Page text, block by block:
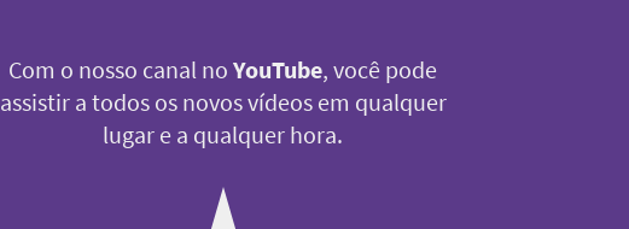
Com o nosso canal noYouTube, você pode
assistir a todos os novos vídeos em qualquer
lugar e a qualquer hora.